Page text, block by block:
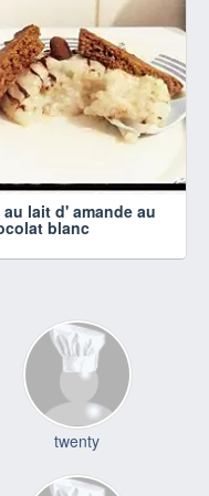
au lait d' amande au
blanc
twenty